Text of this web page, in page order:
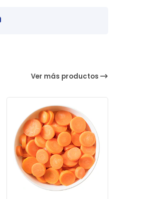
Ver más productos